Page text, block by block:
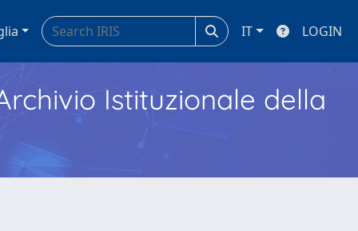
IT LOGIN
Istituzionale della